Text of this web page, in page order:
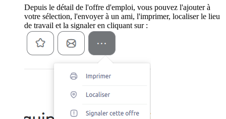
Depuis le détail de l'offre d'emploi, vous pouvez l'ajouter à
votre sélection, l'envoyer à un ami, l'imprimer, localiser le lieu
de travail et la signaler en cliquant sur :